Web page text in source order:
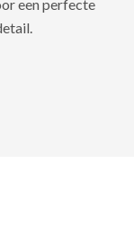
een perfecte